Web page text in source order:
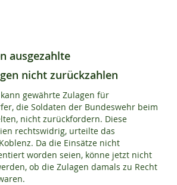
ausgezahlte
nicht zurückzahlen
gewährte Zulagen für
die Soldaten der Bundeswehr beim
nicht zurückfordern. Diese
rechtswidrig, urteilte das
Da die Einsätze nicht
worden seien, könne jetzt nicht
ob die Zulagen damals zu Recht